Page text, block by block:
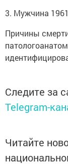
3. Мужчина
Причины
Следите за
Telegram-
Читайте